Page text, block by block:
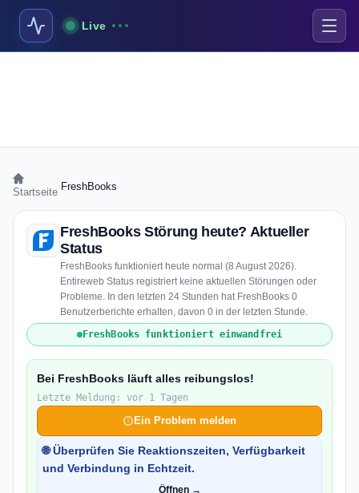
Live
Startseite FreshBooks
FreshBooks Störung heute? Aktueller
Status
FreshBooks funktioniert heute normal (8 August 2026).
Entireweb Status registriert keine aktuellen Störungen oder
Probleme. In den letzten 24 Stunden hat FreshBooks 0
Benutzerberichte erhalten, davon 0 in der letzten Stunde.
FreshBooks funktioniert einwandfrei
Bei FreshBooks läuft alles reibungslos!
Letzte Meldung: vor 1 Tagen
Ein Problem melden
🌐 Überprüfen Sie Reaktionszeiten, Verfügbarkeit
und Verbindung in Echtzeit.
Öffnen →